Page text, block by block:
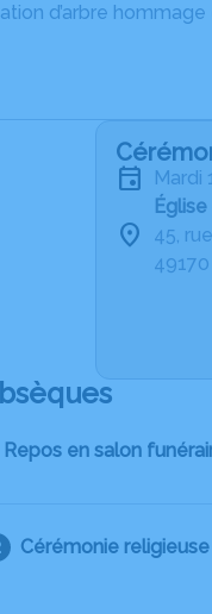
d’arbre hommage
45,
Repos en salon
Cérémonie religieuse